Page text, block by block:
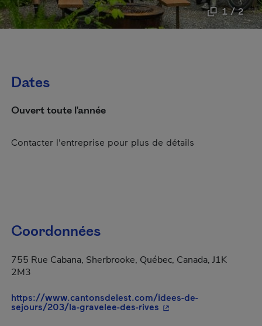
1 / 2
Dates
Ouvert toute l'année
Contacter l'entreprise pour plus de détails
Coordonnées
755 Rue Cabana, Sherbrooke, Québec, Canada, J1K
2M3
https://www.cantonsdelest.com/idees-de-
sejours/203/la-gravelee-des-rives - Cet hyperlien